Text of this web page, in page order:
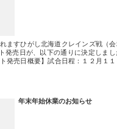
ますひがし北海道クレインズ戦（
発売日が、以下の通りに決定しま
発売日概要】試合日程：１２月１
年末年始休業のお知らせ